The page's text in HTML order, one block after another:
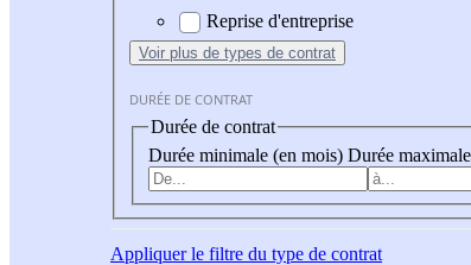
Reprise d'entreprise
Voir plus de types de contrat
DURÉE DE CONTRAT
Durée de contrat
Durée minimale (en mois) Durée
Appliquerle filtre du type de contrat